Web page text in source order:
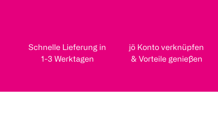
Schnelle Lieferung in
1-3 Werktagen
jö Konto verknüpfen
& Vorteile genießen